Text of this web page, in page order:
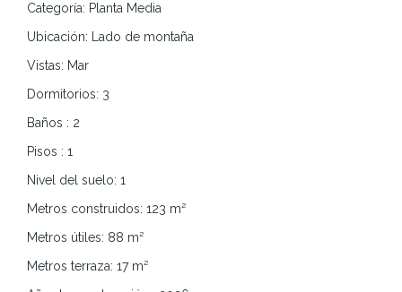
Categoría: Planta Media
Ubicación:
Lado de montaña
Vistas: Mar
Dormitorios: 3
Baños : 2
Pisos : 1
Nivel del suelo: 1
Metros construidos: 123 m²
Metros útiles: 88 m²
Metros terraza: 17 m²